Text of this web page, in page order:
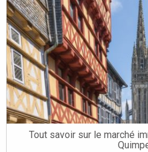
Tout savoir sur le marché